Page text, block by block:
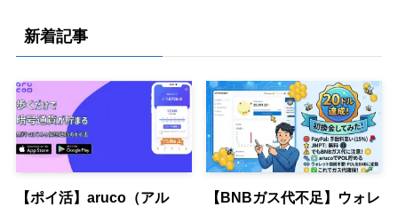
リ
ー
新着記事
【ポイ活】aruco（アル
【BNBガス代不足】ウォレ